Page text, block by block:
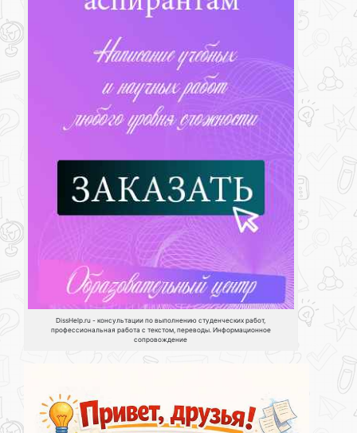
DissHelp.ru - консультации по выполнению студенческих работ,
профессиональная работа с текстом, переводы. Информационное
сопровождение